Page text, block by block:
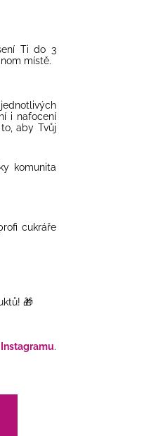
Ti do 3
místě.
i nafocení
aby Tvůj
komunita
cukráře
🎁
.